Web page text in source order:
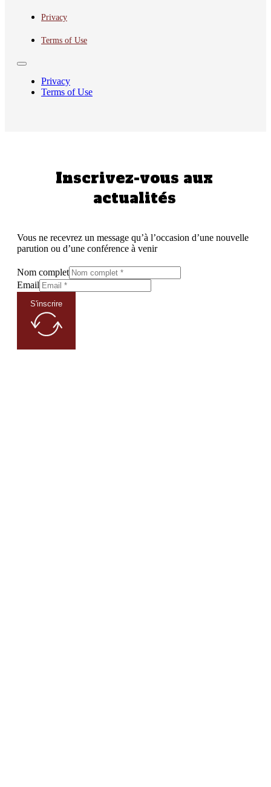
Privacy
Terms of Use
Privacy
Terms of Use
Inscrivez-vous aux
actualités
Vous ne recevrez un message qu’à l’occasion d’une nouvelle
parution ou d’une conférence à venir
Nom complet
Email
S'inscrire